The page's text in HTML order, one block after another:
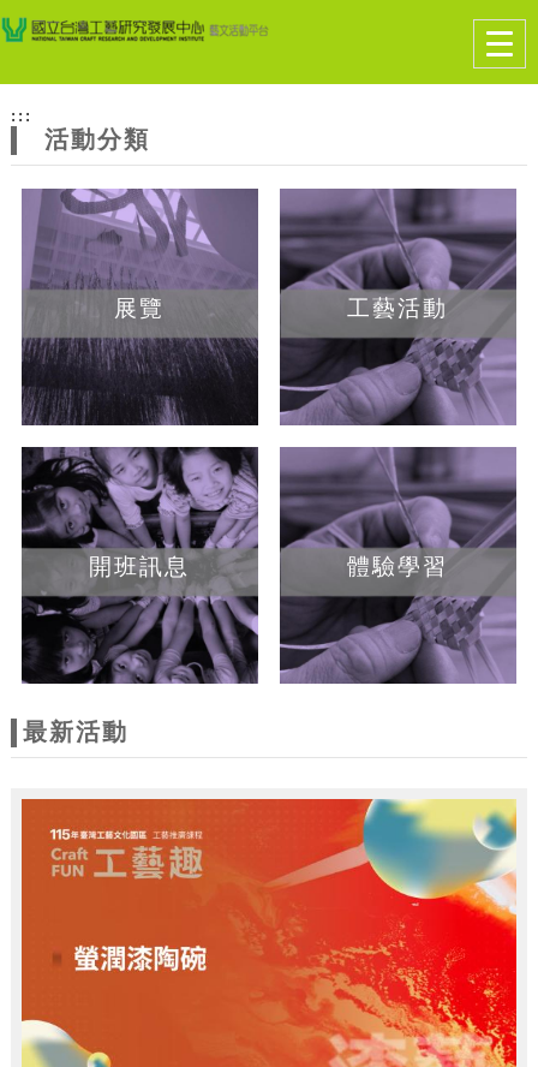
網
站
主
題
跳到主要內容
網站導覽
:::
活動分類
展覽 工藝活動
開班訊息 體驗學習
最新活動